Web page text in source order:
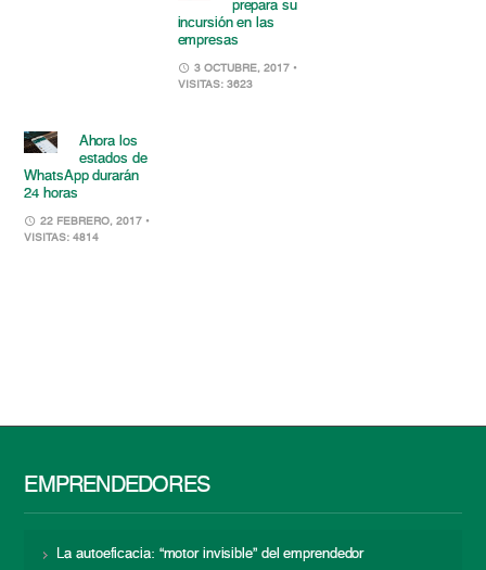
prepara su
incursión en las
empresas
3 OCTUBRE, 2017 •
VISITAS: 3623
Ahora los
estados de
WhatsApp durarán
24 horas
22 FEBRERO, 2017 •
VISITAS: 4814
EMPRENDEDORES
La autoeficacia: “motor invisible” del emprendedor